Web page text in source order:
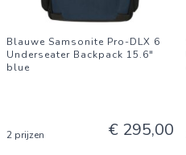
Blauwe Samsonite Pro-DLX 6
Underseater Backpack 15.6"
blue
2 prijzen € 295,00